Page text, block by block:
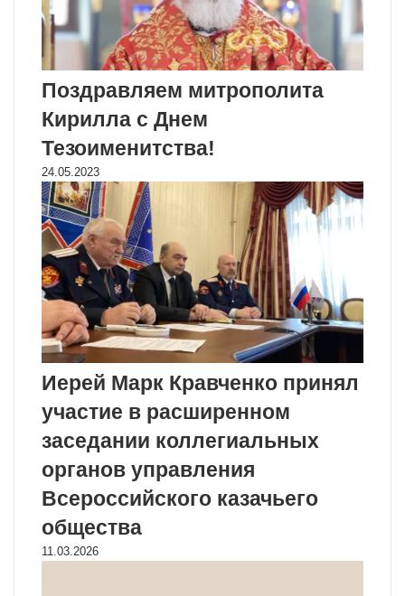
Поздравляем митрополита
Кирилла с Днем
Тезоименитства!
24.05.2023
Иерей Марк Кравченко принял
участие в расширенном
заседании коллегиальных
органов управления
Всероссийского казачьего
общества
11.03.2026